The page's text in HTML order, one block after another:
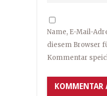
Name, E-Mail-
diesem Browser
Kommentar